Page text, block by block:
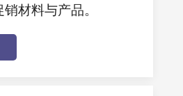
材料与产品。